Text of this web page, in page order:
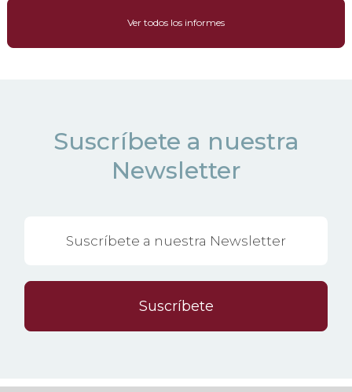
Ver todos los informes
Suscríbete a nuestra
Newsletter
Suscríbete